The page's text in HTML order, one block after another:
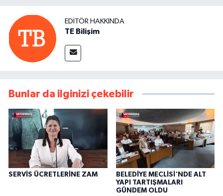
EDITÖR HAKKINDA
TE Bilişim
Bunlar da ilginizi çekebilir
SERVİS ÜCRETLERİNE ZAM
BELEDİYE MECLİSİ'NDE ALT
YAPI TARTIŞMALARI
GÜNDEM OLDU